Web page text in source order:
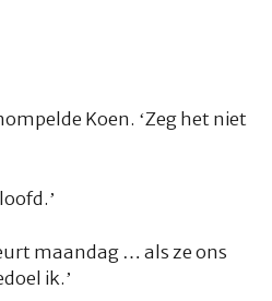
Koen. ‘Zeg het niet
maandag … als ze ons
ik.’